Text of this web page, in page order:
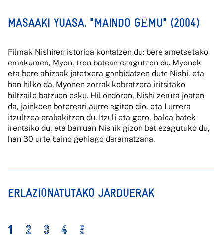
MASAAKI YUASA. "MAINDO GĒMU" (2004)
Filmak Nishiren istorioa kontatzen du: bere ametsetako
emakumea, Myon, tren batean ezagutzen du. Myonek
eta bere ahizpak jatetxera gonbidatzen dute Nishi, eta
han hilko da, Myonen zorrak kobratzera iritsitako
hiltzaile batzuen esku. Hil ondoren, Nishi zerura joaten
da, jainkoen botereari aurre egiten dio, eta Lurrera
itzultzea erabakitzen du. Itzuli eta gero, balea batek
irentsiko du, eta barruan Nishik gizon bat ezagutuko du,
han 30 urte baino gehiago daramatzana.
ERLAZIONATUTAKO JARDUERAK
1 2 3 4 5